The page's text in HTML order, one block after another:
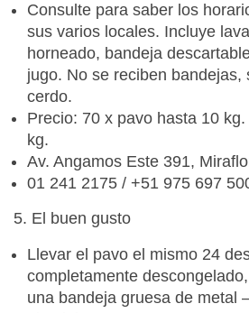
Consulte para saber los
sus varios locales. Incluye
horneado, bandeja
jugo. No se reciben bandejas,
cerdo.
Precio: 70 x pavo hasta 10
kg.
Av. Angamos Este 391,
01 241 2175 / +51 975 697
5. El buen gusto
Llevar el pavo el mismo 24
completamente
una bandeja gruesa de metal